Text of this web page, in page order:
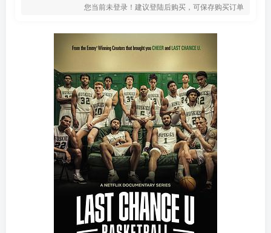
您当前未登录！建议登陆后购买，可保存购买订单